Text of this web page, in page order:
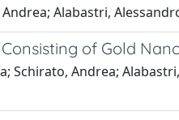
Alabastri,
of Gold
Schirato, Andrea;